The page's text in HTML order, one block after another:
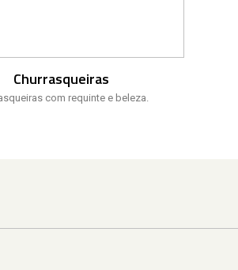
Churrasqueiras
com requinte e beleza.